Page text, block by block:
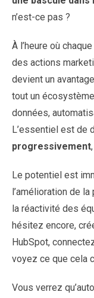
n’est-ce pas ?
À l’heure où
des actions
devient un
tout un
données,
L’essentiel est de
progressivement
Le potentiel est
l’amélioration de
la réactivité des
hésitez encore,
HubSpot,
voyez ce que cela
Vous verrez